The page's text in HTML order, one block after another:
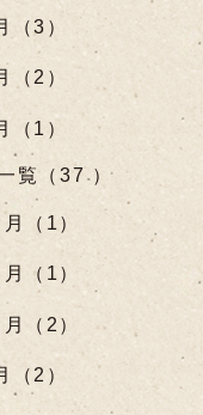
（3）
（2）
（1）
覧（37 ）
（1）
（1）
（2）
（2）